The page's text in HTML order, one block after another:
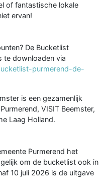
of fantastische lokale
ervan!
De Bucketlist
te downloaden via
purmerend-de-
is een gezamenlijk
VISIT Beemster,
Laag Holland.
Purmerend het
om de bucketlist ook in
10 juli 2026 is de uitgave